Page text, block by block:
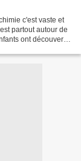
c'est vaste et
partout autour de
ont découvert